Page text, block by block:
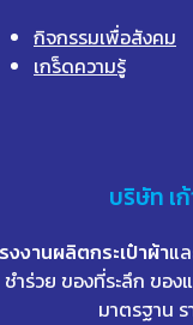
กิจกรรมเพื่อสังคม
เกร็ดความรู้
บริษัท เ
งงานผลิตกระเป๋าผ้าแ
ชำร่วย ของที่ระลึก ขอ
มาตรฐาน